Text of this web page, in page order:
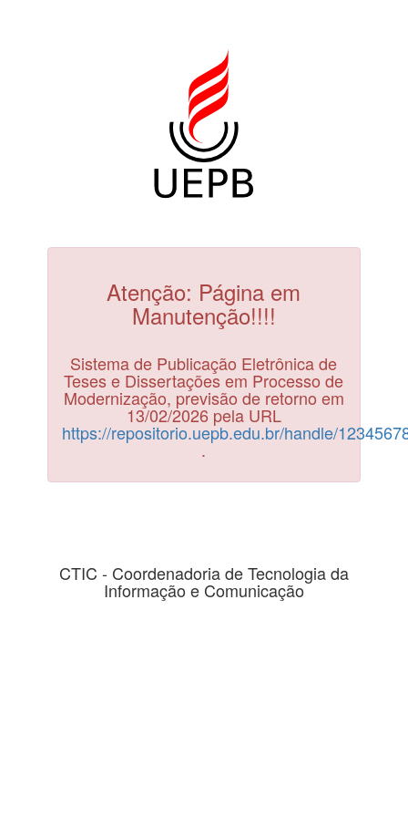
Atenção: Página em
Manutenção!!!!
Sistema de Publicação Eletrônica de
Teses e Dissertações em Processo de
Modernização, previsão de retorno em
13/02/2026 pela URL
https://repositorio.uepb.edu.br/handle/
.
CTIC - Coordenadoria de Tecnologia da
Informação e Comunicação